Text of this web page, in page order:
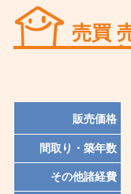
売買
目
販売価格
間取り・築年数
その他諸経費